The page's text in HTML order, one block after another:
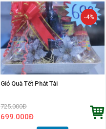
-4%
Giỏ Quà Tết Phát Tài
725.000Đ
699.000Đ